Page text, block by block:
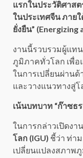
แรกในประวัติศาส
ในประเทศจีน ภาย
ยั่งยืน” (Energizing
งานนี้รวบรวมผู้แทน
ภูมิภาคทั่วโลก เพื่
ในการเปลี่ยนผ่าน
และวางแนวทางสู่
เน้นบทบาท “ก๊าซธ
ในการกล่าวเปิดงาน
โลก (IGU) ชี้ว่า ท่า
เปลี่ยนแปลงสภาพ